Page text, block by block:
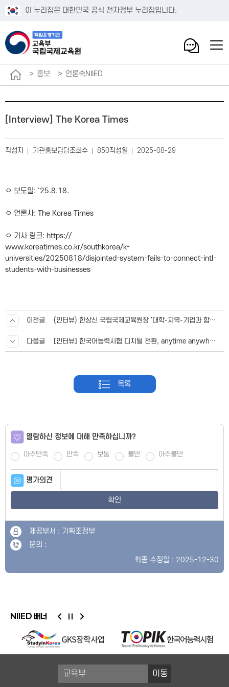
이 누리집은 대한민국 공식 전자정부 누리집입니다.
홍보 언론속NIIED
[Interview] The Korea Times
작성자 기관홍보담당조회수 850작성일 2025-08-29
ㅇ 보도일: '25.8.18.
ㅇ 언론사: The Korea Times
ㅇ 기사 링크: https://
www.koreatimes.co.kr/southkorea/k-
universities/20250818/disjointed-system-fails-to-connect-intl-
students-with-businesses​
이전글 (인터뷰) 한상신 국립국제교육원장 '대학-지역-기업과 함께 유학생 지원 확대할 것'
다음글 [인터뷰] 한국어능력시험 디지털 전환, anytime anywhere가 목표죠
목록
열람하신 정보에 대해 만족하십니까?
아주만족 만족 보통 불만 아주불만
평가의견
확인
제공부서 : 기획조정부
문의 :
최종 수정일 : 2025-12-30
NIIED 배너
이동